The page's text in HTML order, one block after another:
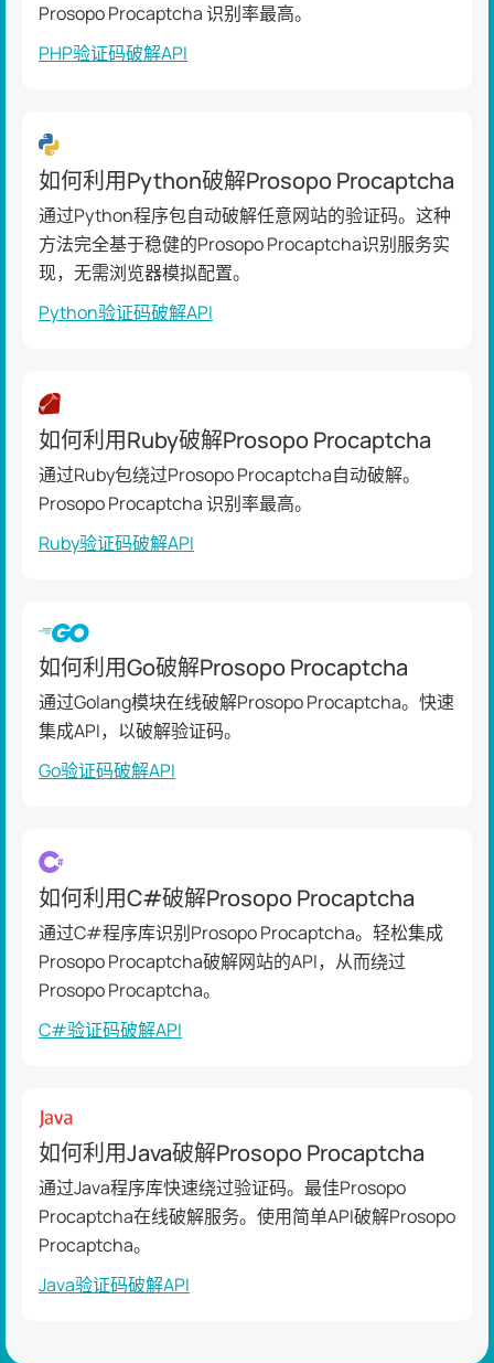
Prosopo Procaptcha 识别率最高。
PHP验证码破解API
如何利用Python破解Prosopo Procaptcha
通过Python程序包自动破解任意网站的验证码。这种
方法完全基于稳健的Prosopo Procaptcha识别服务实
现，无需浏览器模拟配置。
Python验证码破解API
如何利用Ruby破解Prosopo Procaptcha
通过Ruby包绕过Prosopo Procaptcha自动破解。
Prosopo Procaptcha 识别率最高。
Ruby验证码破解API
如何利用Go破解Prosopo Procaptcha
通过Golang模块在线破解Prosopo Procaptcha。快速
集成API，以破解验证码。
Go验证码破解API
如何利用C#破解Prosopo Procaptcha
通过C#程序库识别Prosopo Procaptcha。轻松集成
Prosopo Procaptcha破解网站的API，从而绕过
Prosopo Procaptcha。
C#验证码破解API
如何利用Java破解Prosopo Procaptcha
通过Java程序库快速绕过验证码。最佳Prosopo
Procaptcha在线破解服务。使用简单API破解Prosopo
Procaptcha。
Java验证码破解API